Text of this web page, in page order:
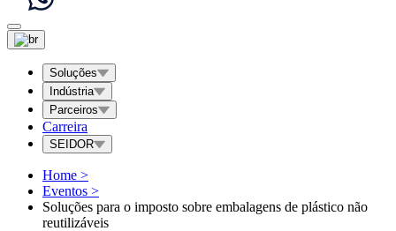
Soluções
Indústria
Parceiros
Carreira
SEIDOR
Home >
Eventos >
Soluções para o imposto sobre embalagens de plástico não
reutilizáveis